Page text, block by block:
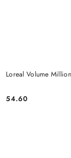
Loreal Volume
Cena:
54.60